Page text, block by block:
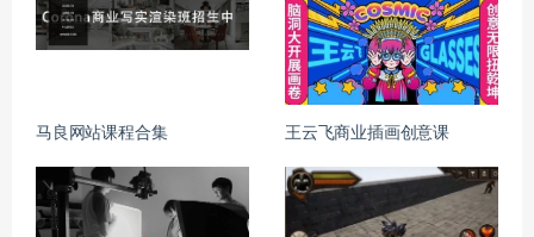
马良网站课程合集 王云飞商业插画创意课